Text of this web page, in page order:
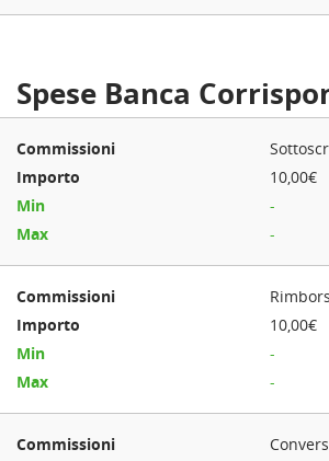
Spese Banca
10,00€
-
-
10,00€
-
-